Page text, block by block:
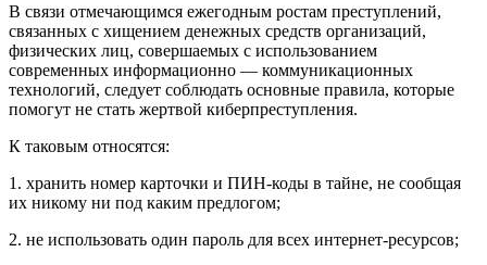
В связи отмечающимся ежегодным ростам преступлений,
связанных с хищением денежных средств организаций,
физических лиц, совершаемых с использованием
современных информационно — коммуникационных
технологий, следует соблюдать основные правила, которые
помогут не стать жертвой киберпреступления.
К таковым относятся:
1. хранить номер карточки и ПИН-коды в тайне, не сообщая
их никому ни под каким предлогом;
2. не использовать один пароль для всех интернет-ресурсов;